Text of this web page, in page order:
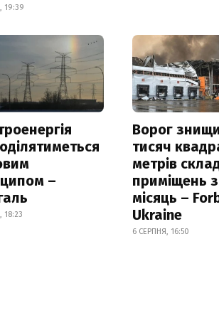
19:39
–
18:23
Ворог
тисяч
метрів
приміщень
місяць –
Ukraine
6 СЕРПНЯ, 16:50